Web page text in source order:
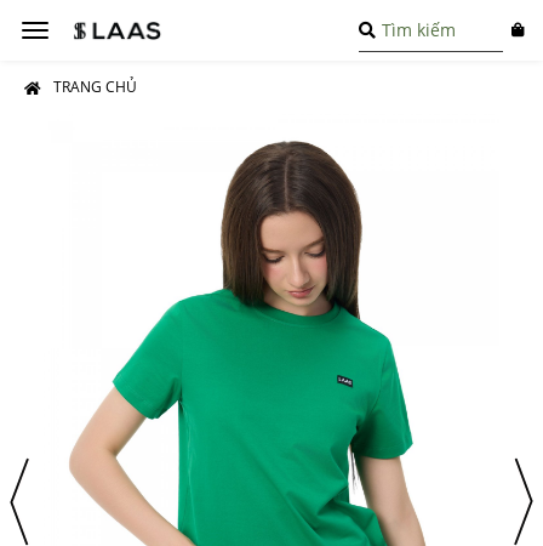
Toggle
TRANG CHỦ